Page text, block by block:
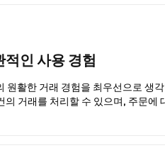
인 사용 경험
원활한 거래 경험을 최우선으로 생
의 거래를 처리할 수 있으며, 주문에